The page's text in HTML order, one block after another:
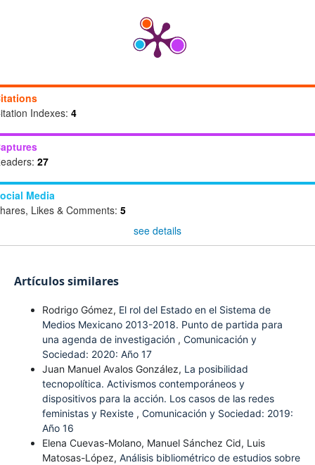
Indexes: 4
27
Media
Likes & Comments: 5
see details
Artículos similares
Rodrigo Gómez, El rol del Estado en el Sistema de
Medios Mexicano 2013-2018. Punto de partida para
una agenda de investigación , Comunicación y
Sociedad: 2020: Año 17
Juan Manuel Avalos González, La posibilidad
tecnopolítica. Activismos contemporáneos y
dispositivos para la acción. Los casos de las redes
feministas y Rexiste , Comunicación y Sociedad: 2019:
Año 16
Elena Cuevas-Molano, Manuel Sánchez Cid, Luis
Matosas-López, Análisis bibliométrico de estudios sobre